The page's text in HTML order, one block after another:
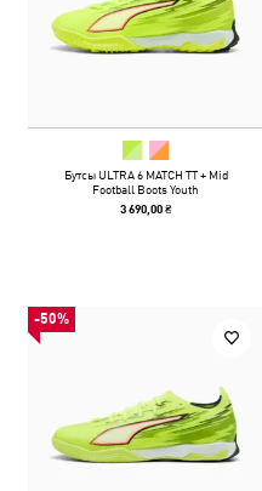
Бутсы ULTRA 6 MATCH TT + Mid
Football Boots Youth
3 690,00 ₴
-50%